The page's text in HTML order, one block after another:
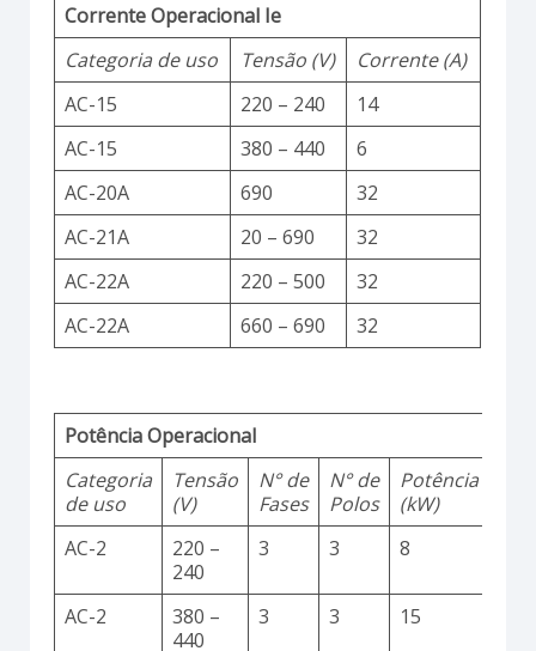
Corrente Operacional Ie
Categoria de uso
Tensão (V)
Corrente (A)
AC-15
220 – 240
14
AC-15
380 – 440
6
AC-20A
690
32
AC-21A
20 – 690
32
AC-22A
220 – 500
32
AC-22A
660 – 690 32
Potência Operacional
Categoria
de uso
Tensão
(V)
N° de
Fases
N° de
Polos
Potência
(kW)
AC-2
220 –
240
3 3 8
AC-2
380 –
440
3 3 15